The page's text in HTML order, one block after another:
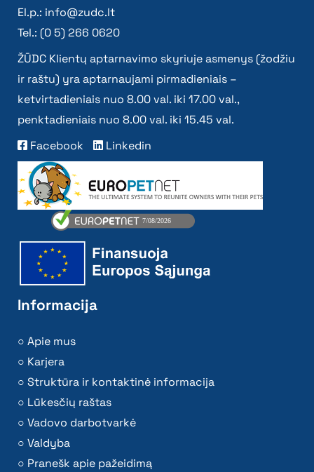
El.p.: info@zudc.lt
Tel.: (0 5) 266 0620
ŽŪDC Klientų aptarnavimo skyriuje asmenys (žodžiu
ir raštu) yra aptarnaujami pirmadieniais –
ketvirtadieniais nuo 8.00 val. iki 17.00 val.,
penktadieniais nuo 8.00 val. iki 15.45 val.
Facebook
Linkedin
Informacija
Apie mus
Karjera
Struktūra ir kontaktinė informacija
Lūkesčių raštas
Vadovo darbotvarkė
Valdyba
Pranešk apie pažeidimą